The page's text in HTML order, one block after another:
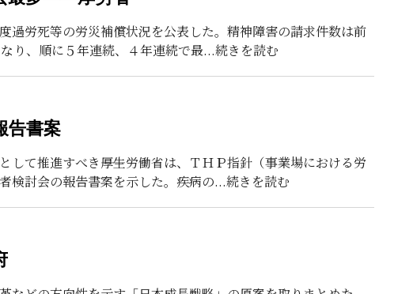
過労死等の労災補償状況を公表した。精神障害の請求件数は前
り、順に５年連続、４年連続で最...続きを読む
告書案
て推進すべき――厚生労働省は、ＴＨＰ指針（事業場における労
検討会の報告書案を示した。疾病の...続きを読む